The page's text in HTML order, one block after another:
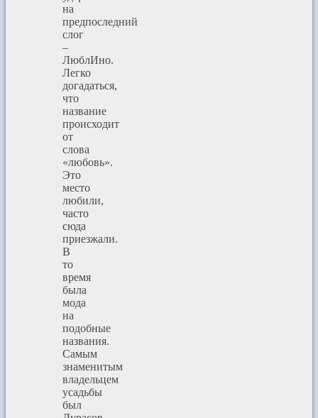
на
предпоследний
слог
–
ЛюблИно.
Легко
догадаться,
что
название
происходит
от
слова
«любовь».
Это
место
любили,
часто
сюда
приезжали.
В
то
время
была
мода
на
подобные
названия.
Самым
знаменитым
владельцем
усадьбы
был